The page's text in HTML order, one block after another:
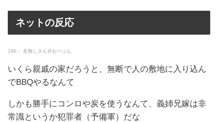
ネットの反応
190： 名無しさん＠おーぷん
いくら親戚の家だろうと、無断で人の敷地に入り込ん
でBBQやるなんて
しかも勝手にコンロや炭を使うなんて、義姉兄嫁は非
常識というか犯罪者（予備軍）だな